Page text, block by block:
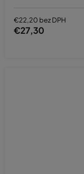
€22,20 bez DPH
€27,30